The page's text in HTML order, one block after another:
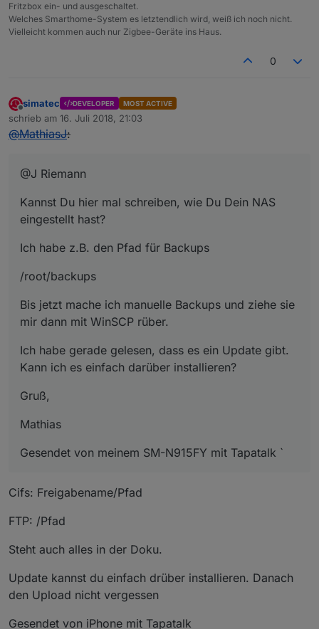
Fritzbox ein- und ausgeschaltet.
Welches Smarthome-System es letztendlich wird, weiß ich noch nicht.
Vielleicht kommen auch nur Zigbee-Geräte ins Haus.
0
Offline
simatec DEVELOPER MOST ACTIVE
schrieb am 16. Juli 2018, 21:03
zuletzt editiert von
@MathiasJ:
@J Riemann
Kannst Du hier mal schreiben, wie Du Dein NAS
eingestellt hast?
Ich habe z.B. den Pfad für Backups
/root/backups
Bis jetzt mache ich manuelle Backups und ziehe sie
mir dann mit WinSCP rüber.
Ich habe gerade gelesen, dass es ein Update gibt.
Kann ich es einfach darüber installieren?
Gruß,
Mathias
Gesendet von meinem SM-N915FY mit Tapatalk `
Cifs: Freigabename/Pfad
FTP: /Pfad
Steht auch alles in der Doku.
Update kannst du einfach drüber installieren. Danach
den Upload nicht vergessen
Gesendet von iPhone mit Tapatalk